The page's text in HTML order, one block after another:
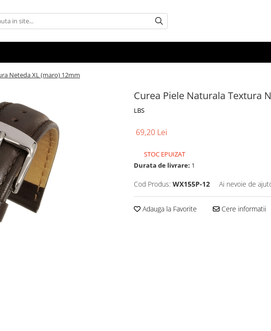
Neteda XL (maro) 12mm
Curea Piele Naturala Textura
LBS
69,20 Lei
STOC EPUIZAT
Durata de livrare: 1
Cod Produs: WX155P-12 Ai nevoie de
Adauga la Favorite Cere informatii